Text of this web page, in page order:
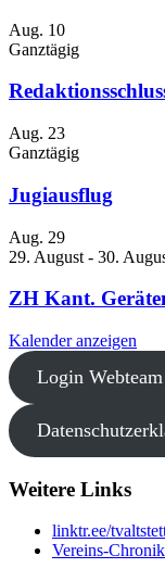
Aug. 10
Ganztägig
Aug. 23
Ganztägig
Jugiausflug
Aug. 29
29. August - 30.
ZH Kant.
Kalender anzeigen
Login Webteam
Weitere Links
linktr.ee/
Vereins-